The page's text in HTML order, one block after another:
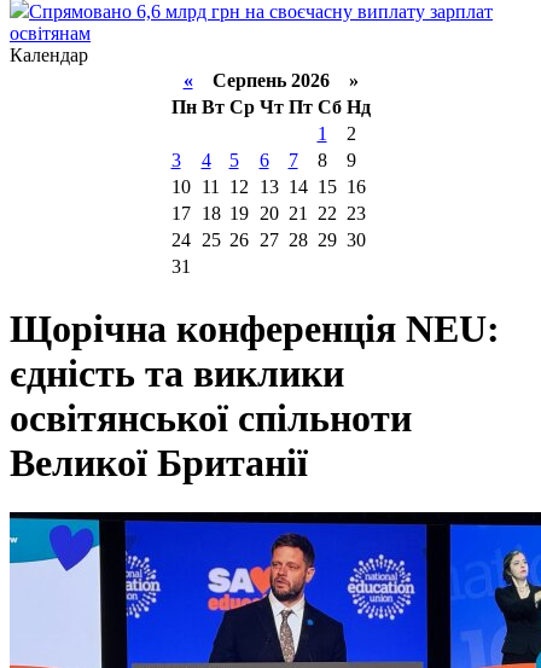
Спрямовано 6,6 млрд грн на своєчасну виплату зарплат
освітянам
Календар
«Серпень 2026 »
Пн Вт Ср Чт Пт Сб Нд
1
2
3
4 5 6 7 8
9
10
11 12 13 14 15 16
17
18 19 20 21 22 23
24
25 26 27 28 29 30
31
Щорічна конференція NEU:
єдність та виклики
освітянської спільноти
Великої Британії